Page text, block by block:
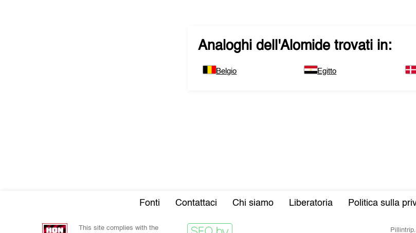
Analoghi dell'Alomide trovati in:
Belgio Egitto
Fonti Contattaci Chi siamo Liberatoria Politica sulla
This site complies with the